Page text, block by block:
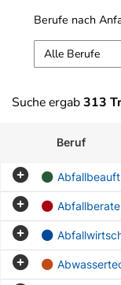
Berufe nach
Alle Berufe
Suche ergab313
Beruf